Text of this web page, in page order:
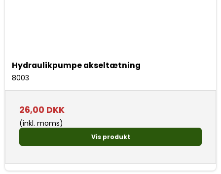
Hydraulikpumpe akseltætning
8003
26,00 DKK
(inkl. moms)
Vis produkt